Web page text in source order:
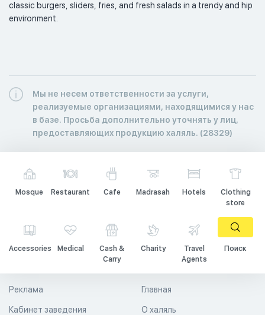
classic burgers, sliders, fries, and fresh salads in a trendy and hip
environment.
Мы не несем ответственности за услуги,
реализуемые организациями, находящимися у нас
в базе. Просьба дополнительно уточнять у лиц,
предоставляющих продукцию халяль. (28329)
Mosque Restaurant Cafe Madrasah Hotels
Clothing
store
Accessories Medical
Cash &
Carry
Charity
Travel
Agents
Поиск
Главная
О халяль
Реклама
Кабинет заведения